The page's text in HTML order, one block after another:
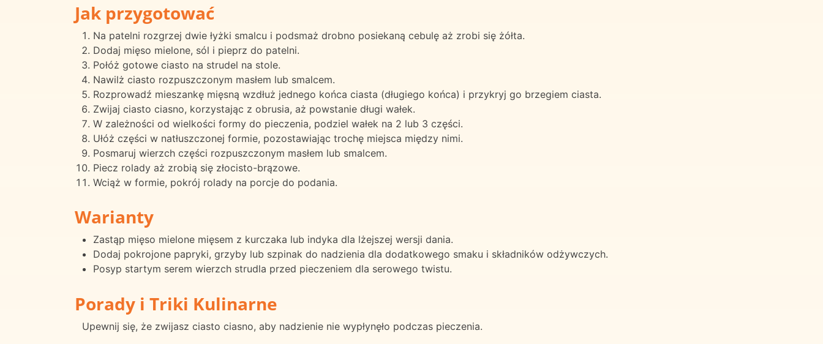
Jak przygotować
Na patelni rozgrzej dwie łyżki smalcu i podsmaż drobno posiekaną cebulę aż zrobi się żółta.
Dodaj mięso mielone, sól i pieprz do patelni.
Połóż gotowe ciasto na strudel na stole.
Nawilż ciasto rozpuszczonym masłem lub smalcem.
Rozprowadź mieszankę mięsną wzdłuż jednego końca ciasta (długiego końca) i przykryj go brzegiem ciasta.
Zwijaj ciasto ciasno, korzystając z obrusia, aż powstanie długi wałek.
W zależności od wielkości formy do pieczenia, podziel wałek na 2 lub 3 części.
Ułóż części w natłuszczonej formie, pozostawiając trochę miejsca między nimi.
Posmaruj wierzch części rozpuszczonym masłem lub smalcem.
Piecz rolady aż zrobią się złocisto-brązowe.
Wciąż w formie, pokrój rolady na porcje do podania.
Warianty
Zastąp mięso mielone mięsem z kurczaka lub indyka dla lżejszej wersji dania.
Dodaj pokrojone papryki, grzyby lub szpinak do nadzienia dla dodatkowego smaku i składników odżywczych.
Posyp startym serem wierzch strudla przed pieczeniem dla serowego twistu.
Porady i Triki Kulinarne
Upewnij się, że zwijasz ciasto ciasno, aby nadzienie nie wypłynęło podczas pieczenia.